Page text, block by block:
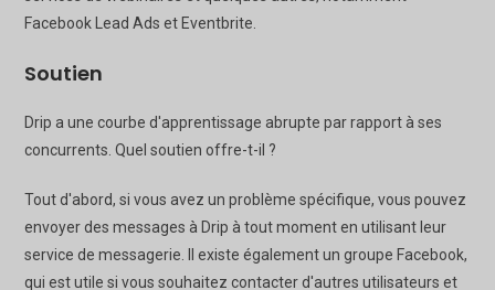
Facebook Lead Ads et Eventbrite.
Soutien
Drip a une courbe d'apprentissage abrupte par rapport à ses
concurrents. Quel soutien offre-t-il ?
Tout d'abord, si vous avez un problème spécifique, vous pouvez
envoyer des messages à Drip à tout moment en utilisant leur
service de messagerie. Il existe également un groupe Facebook,
qui est utile si vous souhaitez contacter d'autres utilisateurs et